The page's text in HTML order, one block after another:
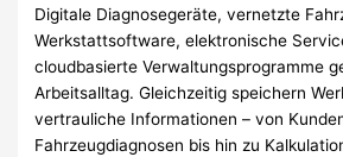
Digitale Diagnosegeräte, vernetzte
Werkstattsoftware, elektronische
cloudbasierte Verwaltungsprogramme
Arbeitsalltag. Gleichzeitig speichern
vertrauliche Informationen – von
Fahrzeugdiagnosen bis hin zu